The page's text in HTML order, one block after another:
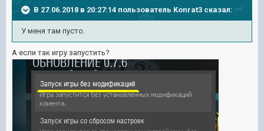
В 27.06.2018 в 20:27:14 пользователь Konrat3 сказал:
У меня там пусто.
А если так игру запустить?